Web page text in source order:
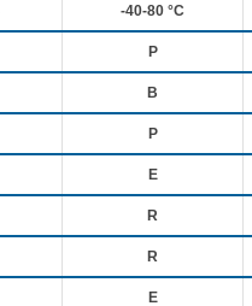
-40-80 °C
P
B
P
E
R
R
E